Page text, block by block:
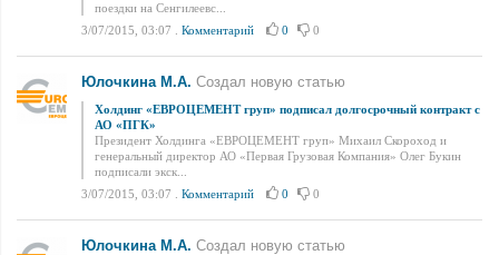
поездки на Сенгилеевс...
3/07/2015, 03:07
Комментарий 0 0
Юлочкина М.А. Создал новую статью
Холдинг «ЕВРОЦЕМЕНТ груп» подписал долгосрочный контракт с
АО «ПГК»
Президент Холдинга «ЕВРОЦЕМЕНТ груп» Михаил Скороход и
генеральный директор АО «Первая Грузовая Компания» Олег Букин
подписали экск...
3/07/2015, 03:07
Комментарий 0 0
Юлочкина М.А. Создал новую статью